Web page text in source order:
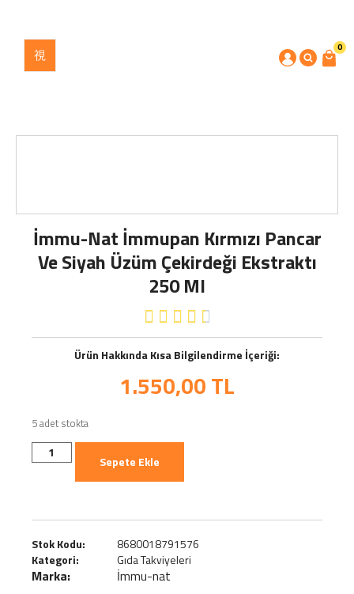
0
İmmu-Nat İmmupan Kırmızı Pancar
Ve Siyah Üzüm Çekirdeği Ekstraktı
250 Ml
    
Ürün Hakkında Kısa Bilgilendirme İçeriği:
1.550,00TL
5 adet stokta
Sepete Ekle
Stok Kodu:
8680018791576
Kategori:
Gıda Takviyeleri
Marka: İmmu-nat